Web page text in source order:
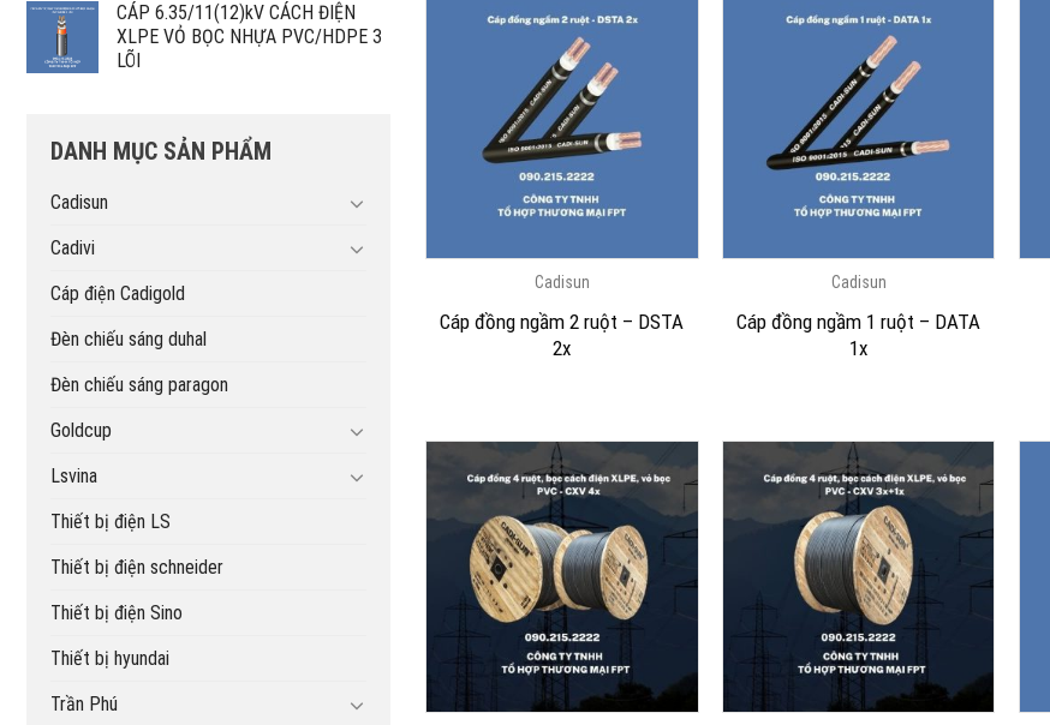
CÁP 6.35/11(12)kV CÁCH ĐIỆN
XLPE VỎ BỌC NHỰA PVC/HDPE 3
LÕI
DANH MỤC SẢN PHẨM
Cadisun
Cadivi
Cáp điện Cadigold
Đèn chiếu sáng duhal
Đèn chiếu sáng paragon
Goldcup
Lsvina
Thiết bị điện LS
Thiết bị điện schneider
Thiết bị điện Sino
Thiết bị hyundai
Trần Phú
Cadisun
Cáp đồng ngầm 2 ruột – DSTA
2x
Cadisun
Cáp đồng ngầm 1 ruột – DATA
1x